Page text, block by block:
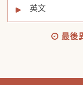
英文
最後